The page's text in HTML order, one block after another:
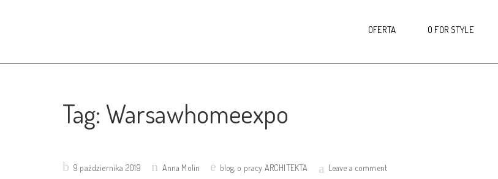
OFERTA O FOR STYLE
Tag: Warsawhomeexpo
Posted9 października 2019 Anna Molin blog, o pracy ARCHITEKTA Leave a comment